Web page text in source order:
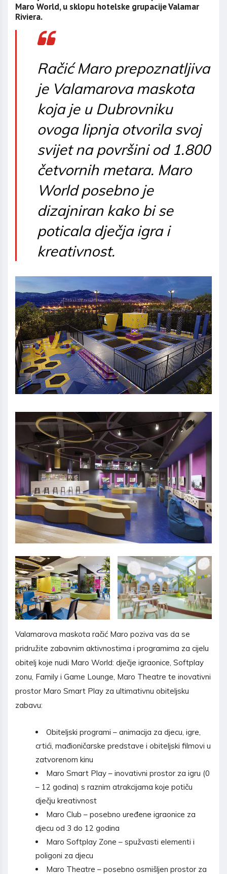
Maro World, u sklopu hotelske grupacije Valamar
Riviera.
Račić Maro prepoznatljiva
je Valamarova maskota
koja je u Dubrovniku
ovoga lipnja otvorila svoj
svijet na površini od 1.800
četvornih metara. Maro
World posebno je
dizajniran kako bi se
poticala dječja igra i
kreativnost.
Valamarova maskota račić Maro poziva vas da se
pridružite zabavnim aktivnostima i programima za cijelu
obitelj koje nudi Maro World: dječje igraonice, Softplay
zonu, Family i Game Lounge, Maro Theatre te inovativni
prostor Maro Smart Play za ultimativnu obiteljsku
zabavu:
Obiteljski programi – animacija za djecu, igre,
crtići, mađioničarske predstave i obiteljski filmovi u
zatvorenom kinu
Maro Smart Play – inovativni prostor za igru (0
– 12 godina) s raznim atrakcijama koje potiču
dječju kreativnost
Maro Club – posebno uređene igraonice za
djecu od 3 do 12 godina
Maro Softplay Zone – spužvasti elementi i
poligoni za djecu
Maro Theatre – posebno osmišljen prostor za